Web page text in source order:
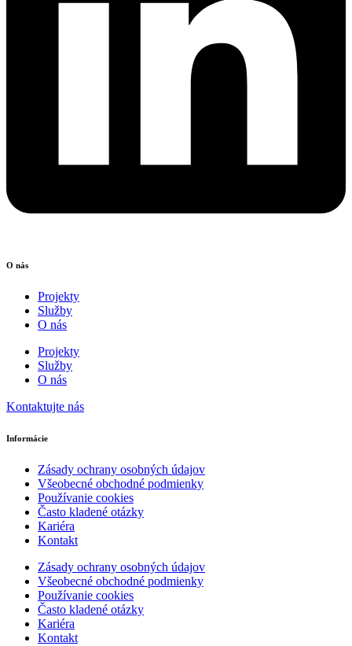
O nás
Projekty
Služby
O nás
Projekty
Služby
O nás
Kontaktujte nás
Informácie
Zásady ochrany osobných údajov
Všeobecné obchodné podmienky
Používanie cookies
Často kladené otázky
Kariéra
Kontakt
Zásady ochrany osobných údajov
Všeobecné obchodné podmienky
Používanie cookies
Často kladené otázky
Kariéra
Kontakt